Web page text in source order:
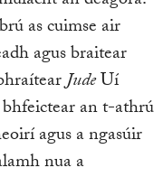
as cuimse air
agus braitear
JudeUí
an t-athrú
agus a ngasúir
nua a